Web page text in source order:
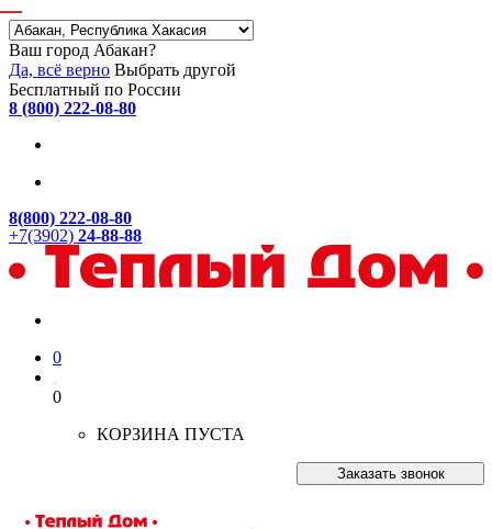
Ваш город Абакан?
Да, всё верно Выбрать другой
Бесплатный по России
8 (800) 222-08-80
8(800) 222-08-80
+7(3902) 24-88-88
0
0
КОРЗИНА ПУСТА
Заказать звонок